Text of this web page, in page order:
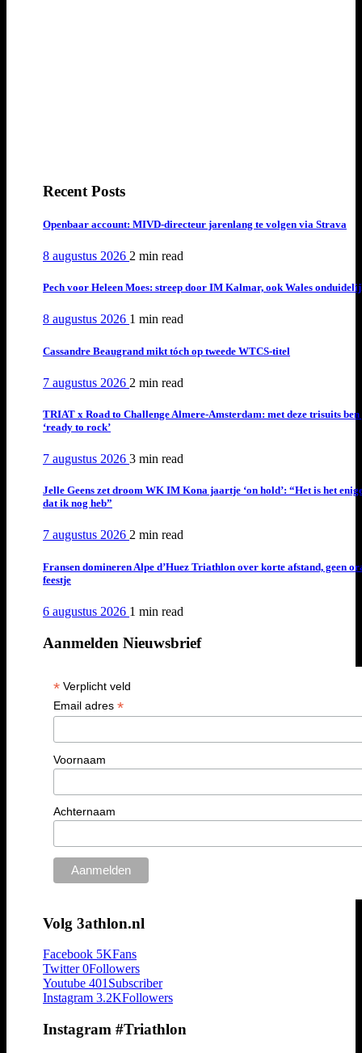
Recent Posts
Openbaar account: MIVD-directeur jarenlang te volgen via Strava
8 augustus 2026 2 min read
Pech voor Heleen Moes: streep door IM Kalmar, ook Wales
8 augustus 2026 1 min read
Cassandre Beaugrand mikt tóch op tweede WTCS-titel
7 augustus 2026 2 min read
TRIAT x Road to Challenge Almere-Amsterdam: met deze trisuits ben
‘ready to rock’
7 augustus 2026 3 min read
Jelle Geens zet droom WK IM Kona jaartje ‘on hold’: “Het is het
dat ik nog heb”
7 augustus 2026 2 min read
Fransen domineren Alpe d’Huez Triathlon over korte afstand, geen
feestje
6 augustus 2026 1 min read
Aanmelden Nieuwsbrief
*Verplicht veld
Email adres *
Voornaam
Achternaam
Volg 3athlon.nl
Facebook 5KFans
Twitter 0Followers
Youtube 401 Subscriber
Instagram 3.2KFollowers
Instagram #Triathlon